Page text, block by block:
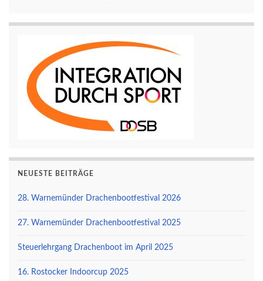
NEUESTE BEITRÄGE
28. Warnemünder Drachenbootfestival 2026
27. Warnemünder Drachenbootfestival 2025
Steuerlehrgang Drachenboot im April 2025
16. Rostocker Indoorcup 2025